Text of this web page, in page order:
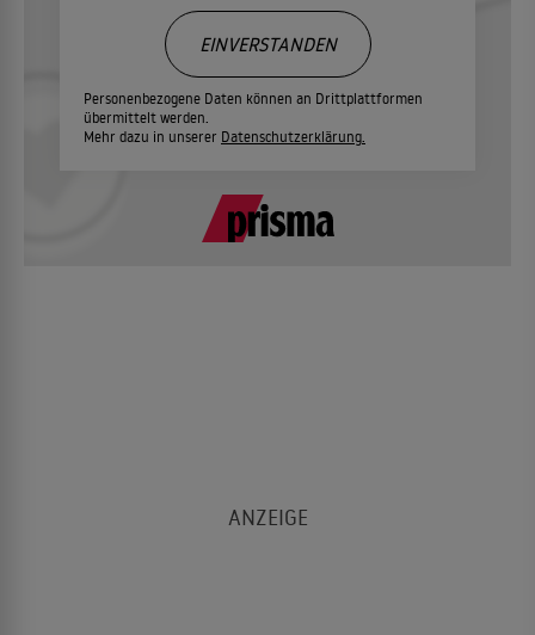
Personenbezogene Daten können an Drittplattformen
übermittelt werden.
Mehr dazu in unserer Datenschutzerklärung.
EINVERSTANDEN